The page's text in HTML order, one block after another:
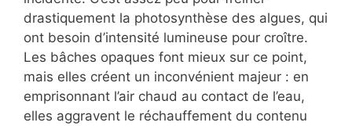
drastiquement la photosynthèse des algues, qui
ont besoin d’intensité lumineuse pour croître.
Les bâches opaques font mieux sur ce point,
mais elles créent un inconvénient majeur : en
emprisonnant l’air chaud au contact de l’eau,
elles aggravent le réchauffement du contenu